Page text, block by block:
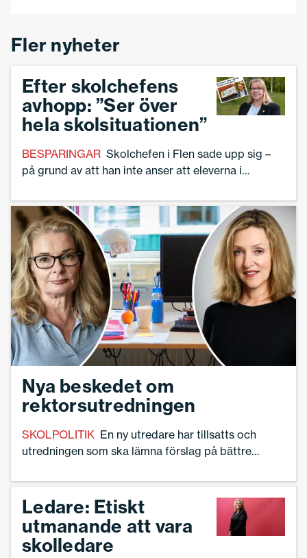
Fler nyheter
Efter skolchefens
avhopp: ”Ser över
hela skolsituationen”
BESPARINGAR Skolchefen i Flen sade upp sig –
på grund av att han inte anser att eleverna i
kommunstyrelsens ordförande.
Nya beskedet om
rektorsutredningen
SKOLPOLITIK En ny utredare har tillsatts och
utredningen som ska lämna förslag på bättre
kommer nytt besked från regeringen.
Ledare: Etiskt
utmanande att vara
skolledare